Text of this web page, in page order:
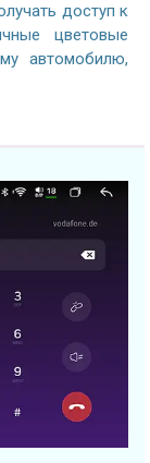
доступ к
цветовые
автомобилю,